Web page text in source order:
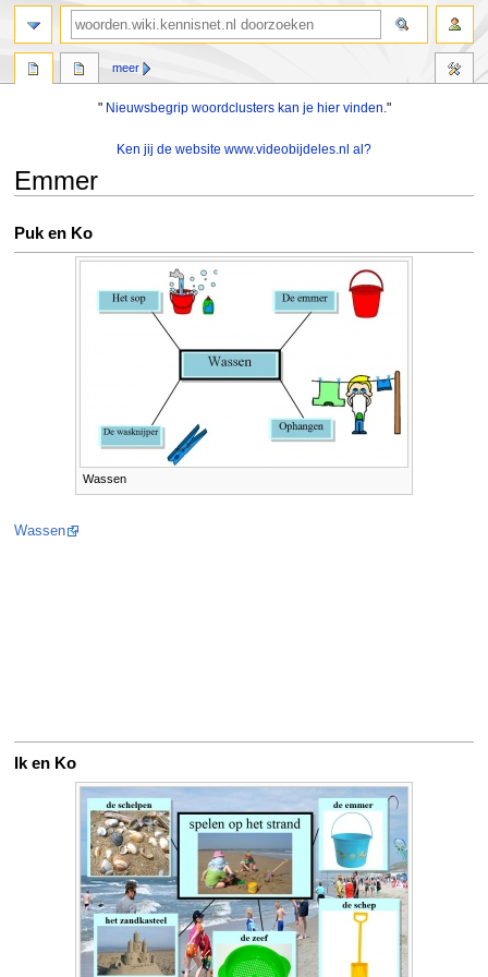
" Nieuwsbegrip woordclusters kan je hier vinden."
Ken jij de website www.videobijdeles.nl al?
Emmer
Naar
Naar
Puk en Ko
Wassen
Wassen
Ik en Ko
meer
zoeken